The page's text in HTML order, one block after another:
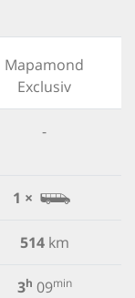
Mapamond
Exclusiv
-
1 ×
514km
3h 09min